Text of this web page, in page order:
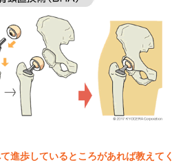
進歩しているところがあれば教えてく